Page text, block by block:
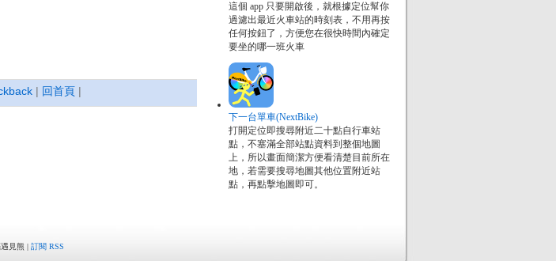
| 回首頁 |
這個 app 只要開啟後，就根據定位幫你
過濾出最近火車站的時刻表，不用再按
任何按鈕了，方便您在很快時間內確定
要坐的哪一班火車
下一台單車(NextBike)
打開定位即搜尋附近二十點自行車站
點，不塞滿全部站點資料到整個地圖
上，所以畫面簡潔方便看清楚目前所在
地，若需要搜尋地圖其他位置附近站
點，再點擊地圖即可。
見熊 | 訂閱 RSS